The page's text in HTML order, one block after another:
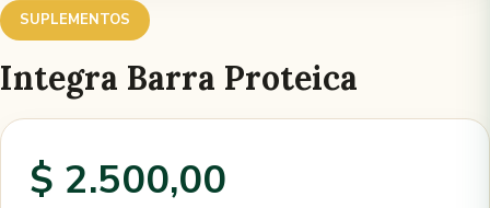
SUPLEMENTOS
Integra Barra Proteica
$ 2.500,00